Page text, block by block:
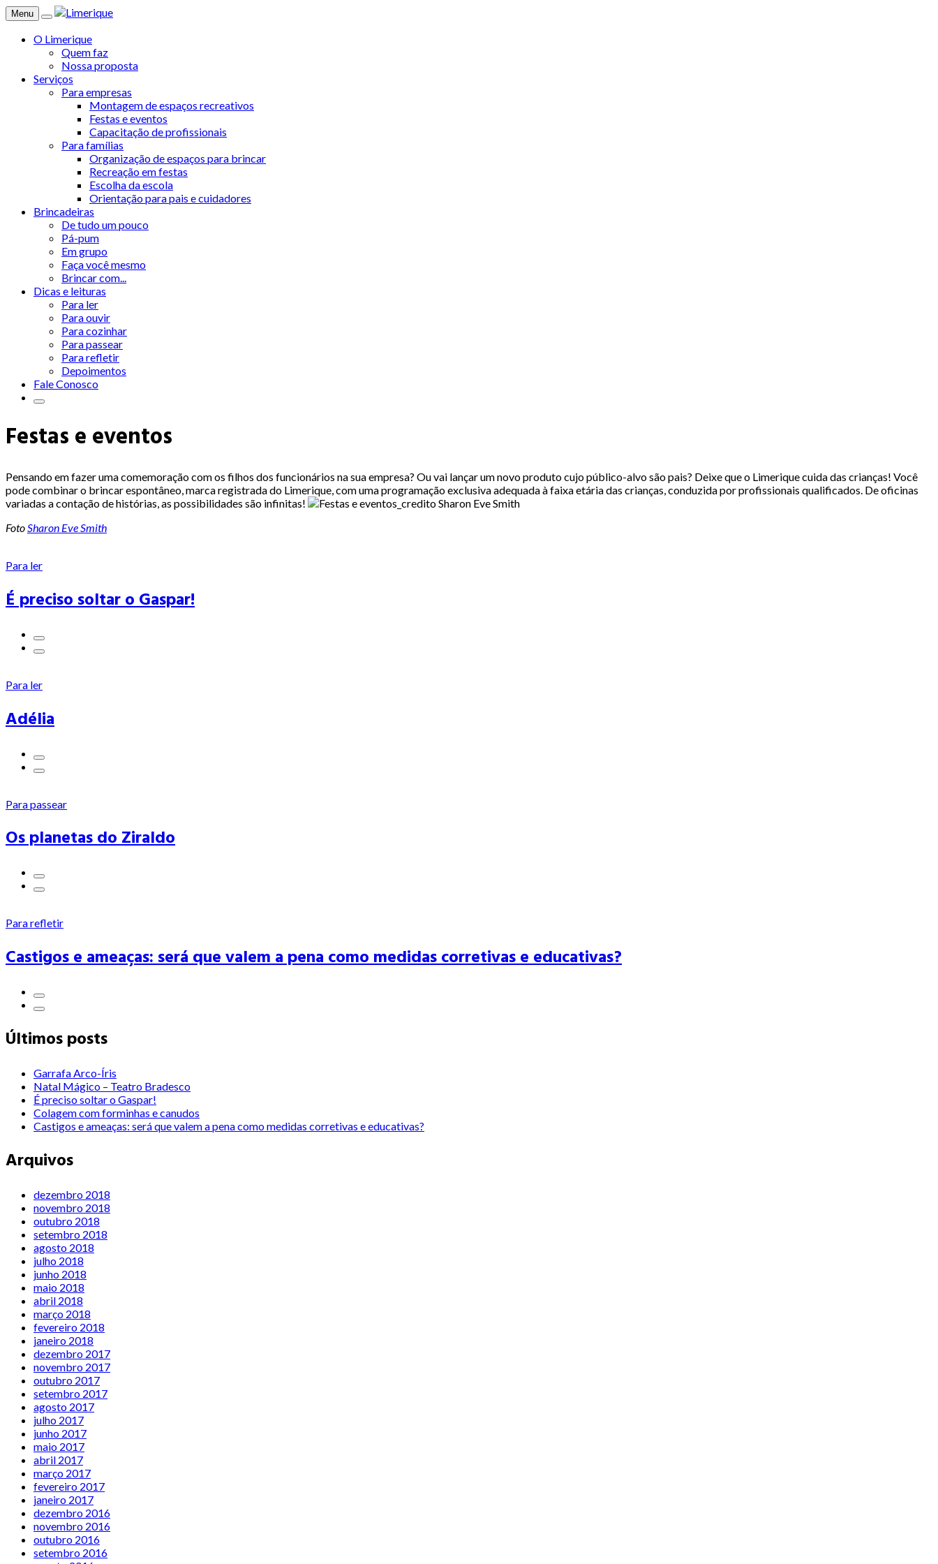
Menu
O Limerique
Quem faz
Nossa proposta
Serviços
Para empresas
Montagem de espaços recreativos
Festas e eventos
Capacitação de profissionais
Para famílias
Organização de espaços para brincar
Recreação em festas
Escolha da escola
Orientação para pais e cuidadores
Brincadeiras
De tudo um pouco
Pá-pum
Em grupo
Faça você mesmo
Brincar com...
Dicas e leituras
Para ler
Para ouvir
Para cozinhar
Para passear
Para refletir
Depoimentos
Fale Conosco
Festas e eventos
Pensando em fazer uma comemoração com os filhos dos funcionários na sua empresa? Ou vai lançar um novo produto cujo público-alvo são pais? Deixe que o Limerique cuida das crianças! Você
pode combinar o brincar espontâneo, marca registrada do Limerique, com uma programação exclusiva adequada à faixa etária das crianças, conduzida por profissionais qualificados. De oficinas
variadas a contação de histórias, as possibilidades são infinitas!
FotoSharon Eve Smith
Para ler
É preciso soltar o Gaspar!
Para ler
Adélia
Para passear
Os planetas do Ziraldo
Para refletir
Castigos e ameaças: será que valem a pena como medidas corretivas e educativas?
Últimos posts
Garrafa Arco-Íris
Natal Mágico – Teatro Bradesco
É preciso soltar o Gaspar!
Colagem com forminhas e canudos
Castigos e ameaças: será que valem a pena como medidas corretivas e educativas?
Arquivos
dezembro 2018
novembro 2018
outubro 2018
setembro 2018
agosto 2018
julho 2018
junho 2018
maio 2018
abril 2018
março 2018
fevereiro 2018
janeiro 2018
dezembro 2017
novembro 2017
outubro 2017
setembro 2017
agosto 2017
julho 2017
junho 2017
maio 2017
abril 2017
março 2017
fevereiro 2017
janeiro 2017
dezembro 2016
novembro 2016
outubro 2016
setembro 2016